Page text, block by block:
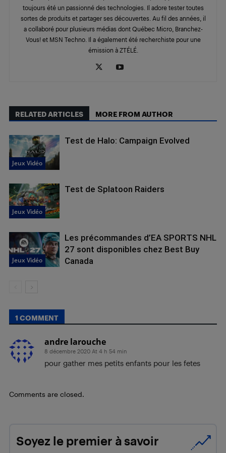
toujours été un passionné des technologies. Il adore tester toutes
sortes de produits et partager ses découvertes. Au fil des années, il
a collaboré pour plusieurs médias dont Québec Micro, Branchez-
Vous! et MSN Techno. Il a également été recherchiste pour une
émission à ZTÉLÉ.
RELATED ARTICLES MORE FROM AUTHOR
Jeux Vidéo
Test de Halo: Campaign Evolved
Jeux Vidéo
Test de Splatoon Raiders
Jeux Vidéo
Les précommandes d’EA SPORTS NHL
27 sont disponibles chez Best Buy
Canada
1 COMMENT
andre larouche
8 décembre 2020 At 4 h 54 min
pour gather mes petits enfants pour les fetes
Comments are closed.
Soyez le premier à savoir